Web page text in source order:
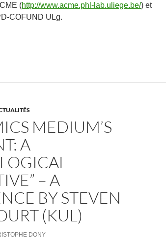
(http://www.acme.phl-lab.uliege.be/) et
COFUND ULg.
MEDIUM’S
A
– A
BY STEVEN
(KUL)
DONY